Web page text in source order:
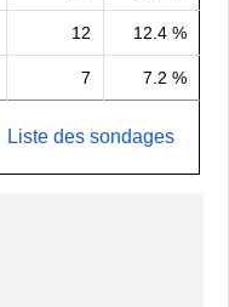
12 12.4 %
7 7.2 %
Liste des sondages